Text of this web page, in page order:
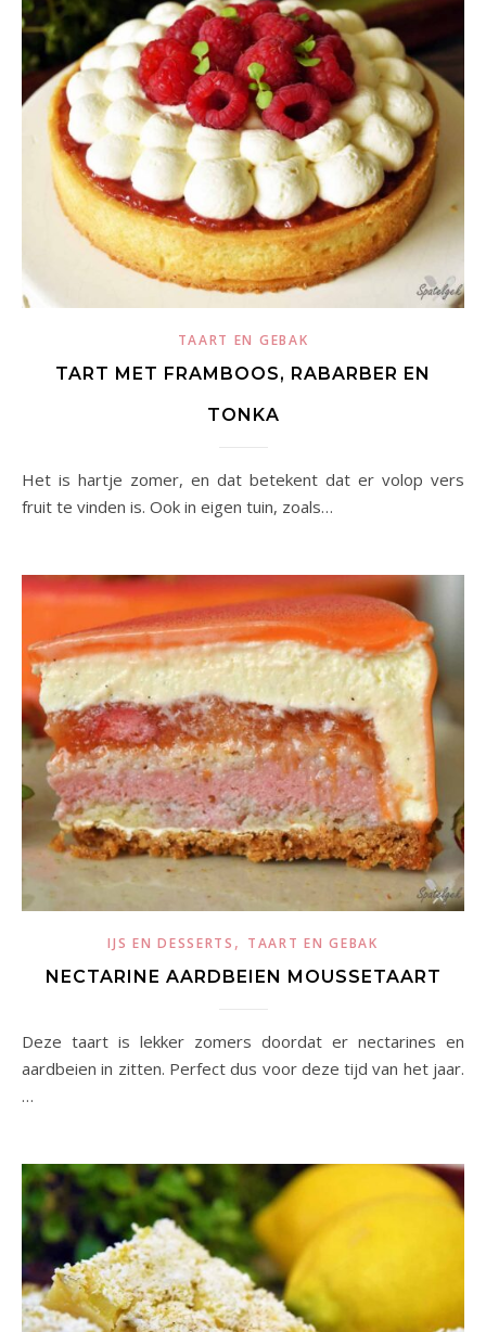
TAART EN GEBAK
TART MET FRAMBOOS, RABARBER EN
TONKA
Het is hartje zomer, en dat betekent dat er volop vers
fruit te vinden is. Ook in eigen tuin, zoals…
IJS EN DESSERTS , TAART EN GEBAK
NECTARINE AARDBEIEN MOUSSETAART
Deze taart is lekker zomers doordat er nectarines en
aardbeien in zitten. Perfect dus voor deze tijd van het jaar.
…